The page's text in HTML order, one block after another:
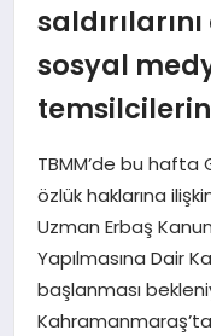
GÜNDEM
SPOR
YURT
sosyal
TBMM’de bu hafta
özlük haklarına
Uzman Erbaş
Yapılmasına Dair
başlanması